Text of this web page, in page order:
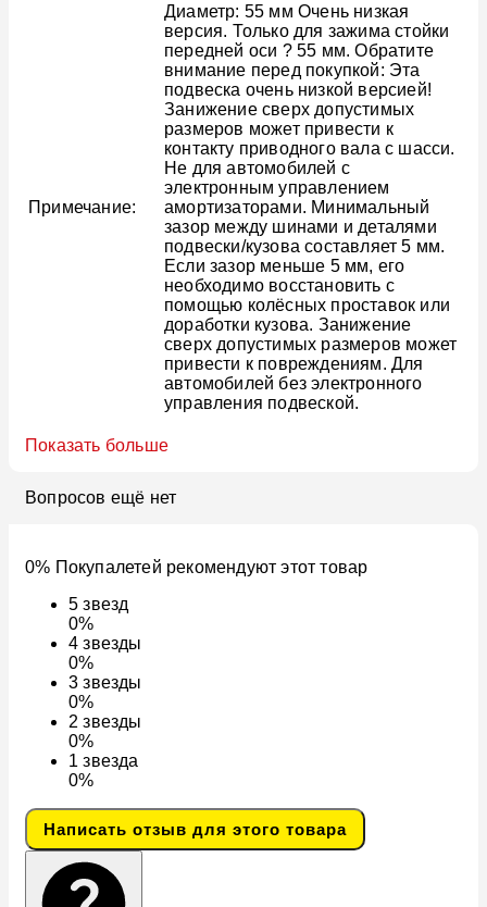
Примечание:
Диаметр: 55 мм Очень низкая
версия. Только для зажима стойки
передней оси ? 55 мм. Обратите
внимание перед покупкой: Эта
подвеска очень низкой версией!
Занижение сверх допустимых
размеров может привести к
контакту приводного вала с шасси.
Не для автомобилей с
электронным управлением
амортизаторами. Минимальный
зазор между шинами и деталями
подвески/кузова составляет 5 мм.
Если зазор меньше 5 мм, его
необходимо восстановить с
помощью колёсных проставок или
доработки кузова. Занижение
сверх допустимых размеров может
привести к повреждениям. Для
автомобилей без электронного
управления подвеской.
Показать больше
Вопросов ещё нет
0% Покупалетей рекомендуют этот товар
5звезд
0%
4звезды
0%
3звезды
0%
2звезды
0%
1звезда
0%
Написать отзыв для этого товара